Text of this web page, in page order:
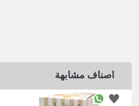
اصناف مشابهة